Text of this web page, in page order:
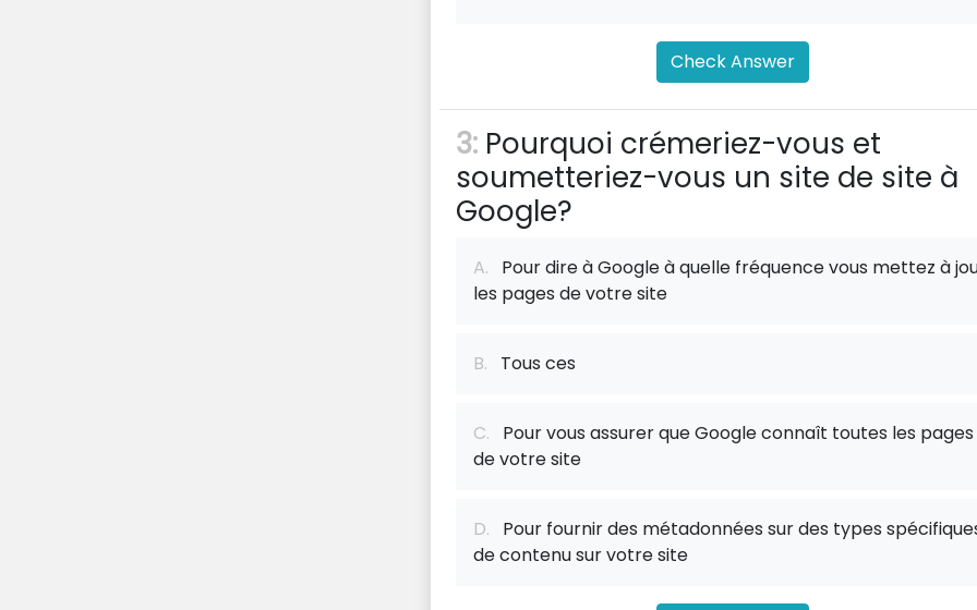
Check Answer
3: Pourquoi crémeriez-vous et
soumetteriez-vous un site de site à
Google?
A. Pour dire à Google à quelle fréquence vous mettez à
les pages de votre site
B. Tous ces
C. Pour vous assurer que Google connaît toutes les pages
de votre site
D. Pour fournir des métadonnées sur des types
de contenu sur votre site